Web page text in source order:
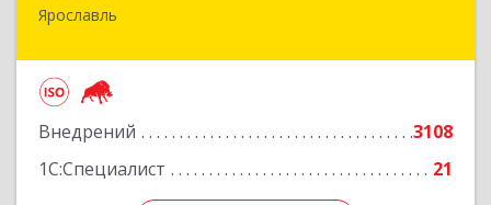
Ярославль
Внедрений
3108
1С:Специалист
21
150014, Ярославская обл, Ярославль г, Свободы